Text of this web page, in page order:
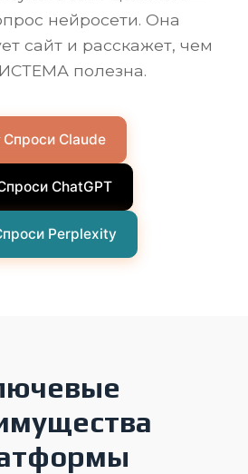
нейросети. Она
сайт и расскажет, чем
полезна.
Спроси Claude
ChatGPT
Perplexity